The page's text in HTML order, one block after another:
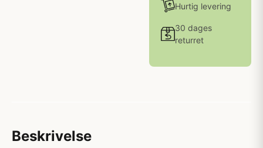
Hurtig levering
30 dages
returret
Beskrivelse